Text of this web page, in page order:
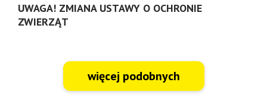
UWAGA! ZMIANA USTAWY O OCHRONIE
ZWIERZĄT
więcej podobnych